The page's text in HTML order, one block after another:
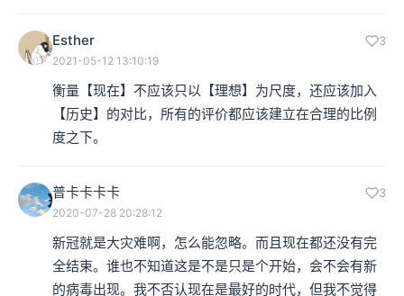
Esther 3
2021-05-12 13:10:19
衡量【现在】不应该只以【理想】为尺度，还应该加入
【历史】的对比，所有的评价都应该建立在合理的比例
度之下。
普卡卡卡卡 3
2020-07-28 20:28:12
新冠就是大灾难啊，怎么能忽略。而且现在都还没有完
全结束。谁也不知道这是不是只是个开始，会不会有新
的病毒出现。我不否认现在是最好的时代，但我不觉得